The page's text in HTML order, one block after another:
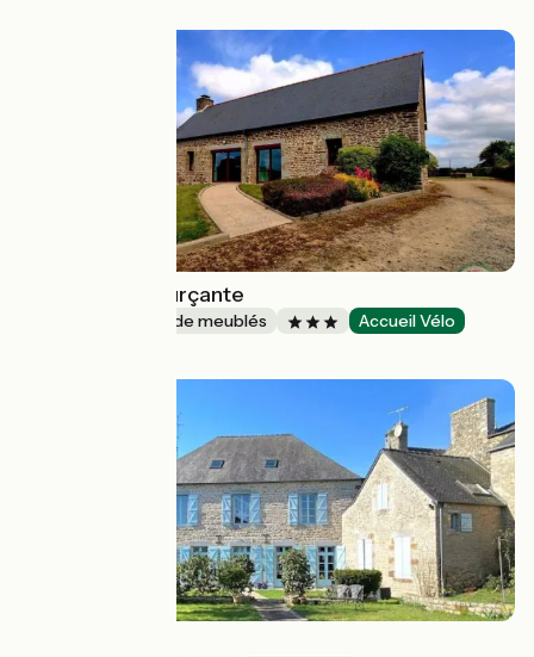
La Halte Ressourçante
Gîtes et locations de meublés Accueil Vélo